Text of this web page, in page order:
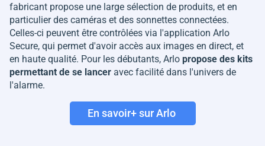
fabricant propose une large sélection de produits, et en
particulier des caméras et des sonnettes connectées.
Celles-ci peuvent être contrôlées via l'application Arlo
Secure, qui permet d'avoir accès aux images en direct, et
en haute qualité. Pour les débutants, Arlo propose des kits
permettant de se lancer avec facilité dans l'univers de
l'alarme.
En savoir+ sur Arlo